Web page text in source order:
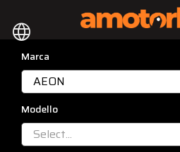
language
Marca
AEON
Modello
Select...